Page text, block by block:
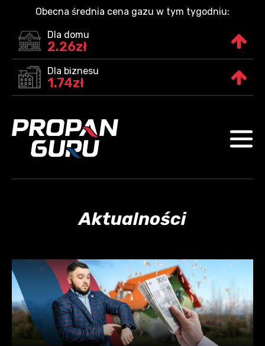
Obecna średnia cena gazu w tym tygodniu:
Dla domu
2.26zł
Dla biznesu
1.74zł
Aktualności